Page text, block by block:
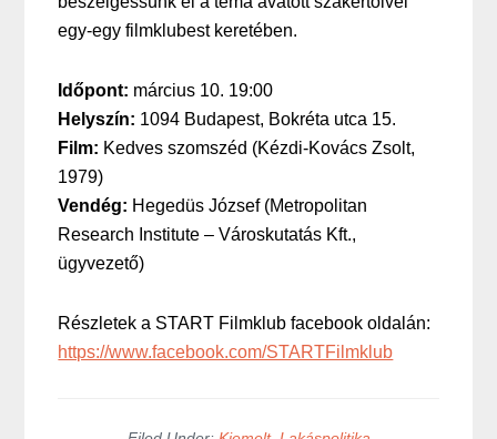
egy-egy filmklubest keretében.
Időpont: március 10. 19:00
Helyszín: 1094 Budapest, Bokréta utca 15.
Film: Kedves szomszéd (Kézdi-Kovács Zsolt,
1979)
Vendég: Hegedüs József (Metropolitan
Research Institute – Városkutatás Kft.,
ügyvezető)
Részletek a START Filmklub facebook oldalán:
https://www.facebook.com/STARTFilmklub